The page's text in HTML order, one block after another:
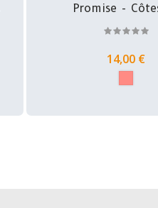
Promise -
14,00 €